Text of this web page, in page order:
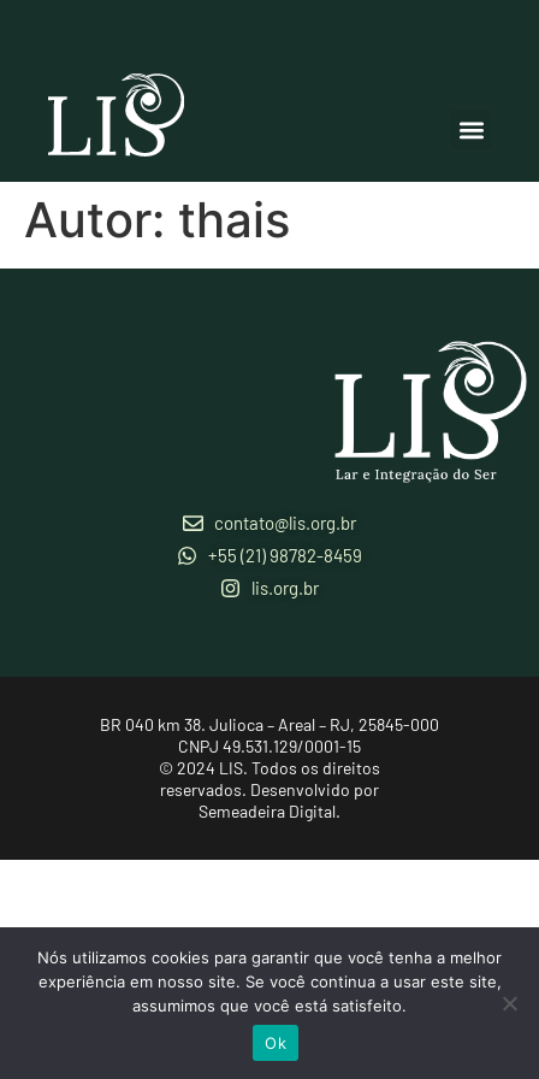
Autor: thais
contato@lis.org.br
+55 (21) 98782-8459
lis.org.br
BR 040 km 38. Julioca – Areal – RJ, 25845-000
CNPJ 49.531.129/0001-15
© 2024 LIS. Todos os direitos
reservados. Desenvolvido por
Semeadeira Digital.
Nós utilizamos cookies para garantir que você tenha a melhor
experiência em nosso site. Se você continua a usar este site,
assumimos que você está satisfeito.
Ok